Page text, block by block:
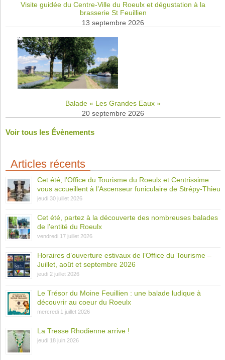
Visite guidée du Centre-Ville du Roeulx et dégustation à la
brasserie St Feuillien
13 septembre 2026
Balade « Les Grandes Eaux »
20 septembre 2026
Voir tous les Évènements
Articles récents
Cet été, l’Office du Tourisme du Roeulx et Centrissime
vous accueillent à l’Ascenseur funiculaire de Strépy-Thieu
jeudi 30 juillet 2026
Cet été, partez à la découverte des nombreuses balades
de l’entité du Roeulx
vendredi 17 juillet 2026
Horaires d’ouverture estivaux de l’Office du Tourisme –
Juillet, août et septembre 2026
jeudi 2 juillet 2026
Le Trésor du Moine Feuillien : une balade ludique à
découvrir au coeur du Roeulx
mercredi 1 juillet 2026
La Tresse Rhodienne arrive !
jeudi 18 juin 2026